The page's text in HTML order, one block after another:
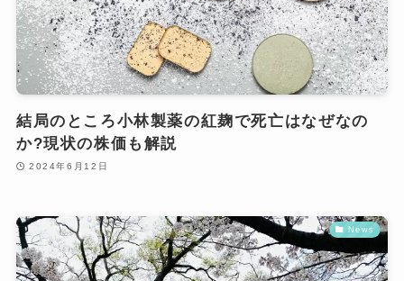
結局のところ小林製薬の紅麹で死亡はなぜなの
か?現状の株価も解説
2024年6月12日
News